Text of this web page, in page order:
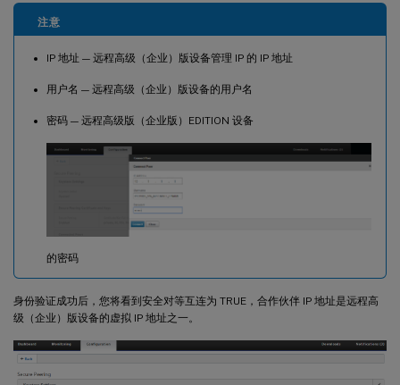
注意
IP 地址 — 远程高级（企业）版设备管理 IP 的 IP 地址
用户名 — 远程高级（企业）版设备的用户名
密码 — 远程高级版（企业版）EDITION 设备
的密码
身份验证成功后，您将看到安全对等互连为 TRUE，合作伙伴 IP 地址是远程高
级（企业）版设备的虚拟 IP 地址之一。